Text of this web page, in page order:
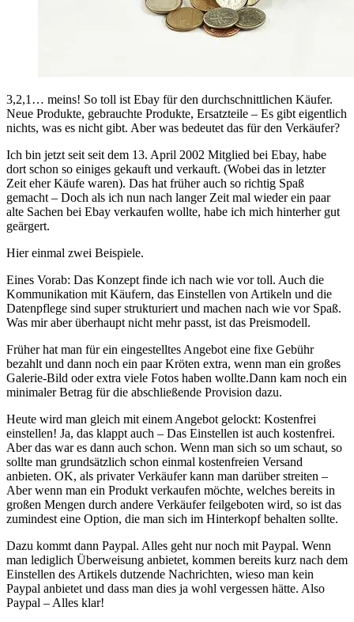
3,2,1… meins! So toll ist Ebay für den durchschnittlichen Käufer.
Neue Produkte, gebrauchte Produkte, Ersatzteile – Es gibt eigentlich
nichts, was es nicht gibt. Aber was bedeutet das für den Verkäufer?
Ich bin jetzt seit seit dem 13. April 2002 Mitglied bei Ebay, habe
dort schon so einiges gekauft und verkauft. (Wobei das in letzter
Zeit eher Käufe waren). Das hat früher auch so richtig Spaß
gemacht – Doch als ich nun nach langer Zeit mal wieder ein paar
alte Sachen bei Ebay verkaufen wollte, habe ich mich hinterher gut
geärgert.
Hier einmal zwei Beispiele.
Eines Vorab: Das Konzept finde ich nach wie vor toll. Auch die
Kommunikation mit Käufern, das Einstellen von Artikeln und die
Datenpflege sind super strukturiert und machen nach wie vor Spaß.
Was mir aber überhaupt nicht mehr passt, ist das Preismodell.
Früher hat man für ein eingestelltes Angebot eine fixe Gebühr
bezahlt und dann noch ein paar Kröten extra, wenn man ein großes
Galerie-Bild oder extra viele Fotos haben wollte.Dann kam noch ein
minimaler Betrag für die abschließende Provision dazu.
Heute wird man gleich mit einem Angebot gelockt: Kostenfrei
einstellen! Ja, das klappt auch – Das Einstellen ist auch kostenfrei.
Aber das war es dann auch schon. Wenn man sich so um schaut, so
sollte man grundsätzlich schon einmal kostenfreien Versand
anbieten. OK, als privater Verkäufer kann man darüber streiten –
Aber wenn man ein Produkt verkaufen möchte, welches bereits in
großen Mengen durch andere Verkäufer feilgeboten wird, so ist das
zumindest eine Option, die man sich im Hinterkopf behalten sollte.
Dazu kommt dann Paypal. Alles geht nur noch mit Paypal. Wenn
man lediglich Überweisung anbietet, kommen bereits kurz nach dem
Einstellen des Artikels dutzende Nachrichten, wieso man kein
Paypal anbietet und dass man dies ja wohl vergessen hätte. Also
Paypal – Alles klar!